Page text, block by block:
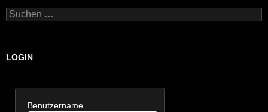
Suchen
nach:
LOGIN
Benutzername